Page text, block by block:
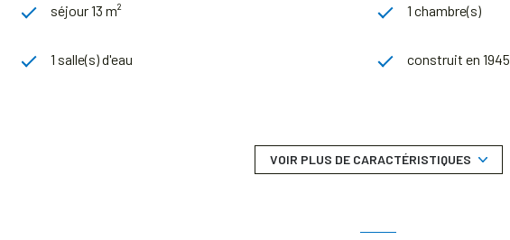
séjour 13 m² 1 chambre(s)
1 salle(s) d'eau construit en 1945
2ème étage
VOIR PLUS DE CARACTÉRISTIQUES